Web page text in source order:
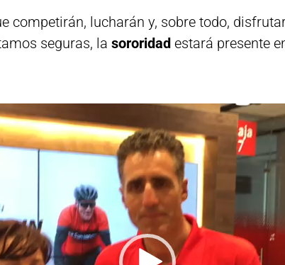
competirán, lucharán y, sobre todo,
seguras, lasororidad estará presente